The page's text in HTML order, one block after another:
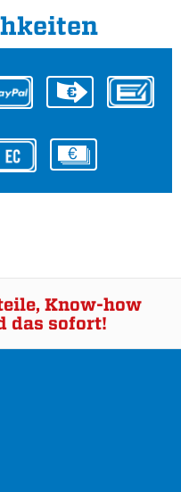
Know-how
das sofort!